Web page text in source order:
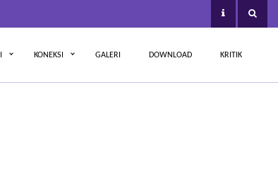
KONEKSI GALERI DOWNLOAD KRITIK